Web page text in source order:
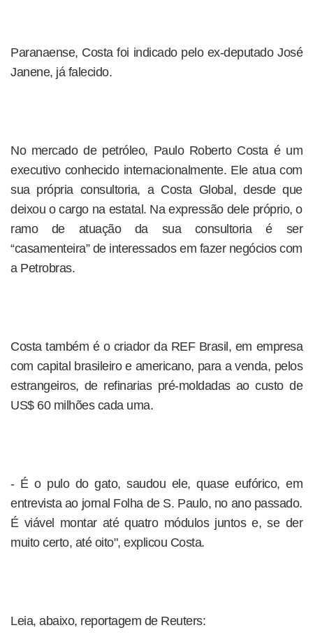
Paranaense, Costa foi indicado pelo ex-deputado José
Janene, já falecido.
No mercado de petróleo, Paulo Roberto Costa é um
executivo conhecido internacionalmente. Ele atua com
sua própria consultoria, a Costa Global, desde que
deixou o cargo na estatal. Na expressão dele próprio, o
ramo de atuação da sua consultoria é ser
“casamenteira” de interessados em fazer negócios com
a Petrobras.
Costa também é o criador da REF Brasil, em empresa
com capital brasileiro e americano, para a venda, pelos
estrangeiros, de refinarias pré-moldadas ao custo de
US$ 60 milhões cada uma.
- É o pulo do gato, saudou ele, quase eufórico, em
entrevista ao jornal Folha de S. Paulo, no ano passado.
É viável montar até quatro módulos juntos e, se der
muito certo, até oito", explicou Costa.
Leia, abaixo, reportagem de Reuters: